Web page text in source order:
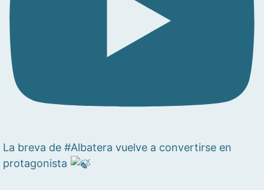
La breva de #Albatera vuelve a convertirse en
protagonista